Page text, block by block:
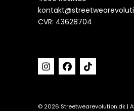
CVR: 43628704
© 2026 Streetwearevolution.dk |